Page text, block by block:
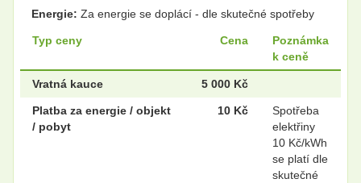
Energie: Za energie se doplácí - dle skutečné spotřeby
Typ ceny Cena
Poznámka
k ceně
Vratná kauce 5 000 Kč
Platba za energie / objekt
/ pobyt
10 Kč
Spotřeba
elektřiny
10 Kč/kWh
se platí dle
skutečné